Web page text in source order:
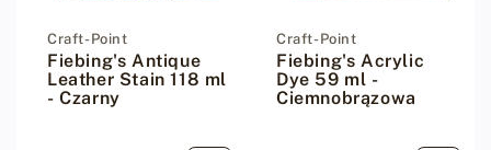
Dostawca:
Craft-Point
Fiebing's Antique
Leather Stain 118 ml
- Czarny
Dostawca:
Craft-Point
Fiebing's Acrylic
Dye 59 ml -
Ciemnobrązowa